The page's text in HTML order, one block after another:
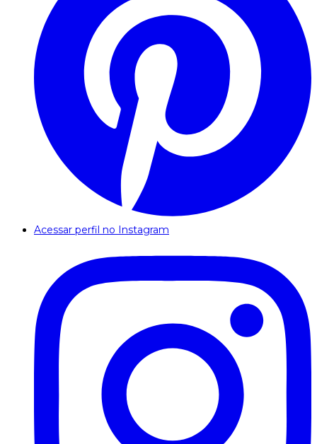
Acessar perfil no Instagram